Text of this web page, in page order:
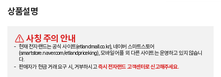
상품설명
사칭 주의 안내
현재 전자랜드는 공식 사이트(etlandmall.co.kr), 네이버 스마트스토어
(smartstore.naver.com/etlandpriceking), 모바일 어플 외 다른 사이트는 운영하고 있지 않습니
다.
판매자가 현금 거래 요구 시, 거부하시고즉시 전자랜드 고객센터로 신고해주세요.